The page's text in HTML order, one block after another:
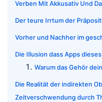
Verben Mit Akkusativ Und
Der teure Irrtum der
Vorher und Nachher im
Die Illusion dass Apps
Warum das Gehör
Die Realität der indirekten
Zeitverschwendung durch